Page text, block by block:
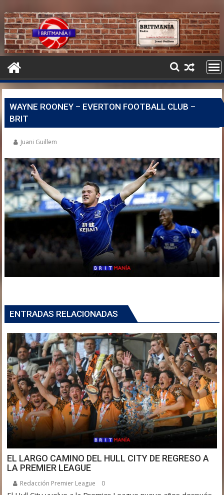
WAYNE ROONEY – EVERTON FOOTBALL CLUB –
BRIT
Juani Guillem
ENTRADAS RELACIONADAS
EL LARGO CAMINO DEL HULL CITY DE REGRESO A
LA PREMIER LEAGUE
Redacción Premier League 0